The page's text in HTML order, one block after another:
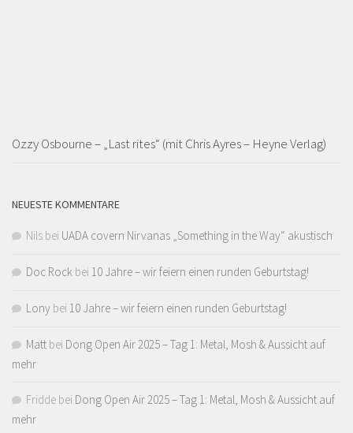
Ozzy Osbourne – „Last rites“ (mit Chris Ayres – Heyne Verlag)
NEUESTE KOMMENTARE
Nils bei UADA covern Nirvanas „Something in the Way“ akustisch
Doc Rock bei 10 Jahre – wir feiern einen runden Geburtstag!
Lony bei 10 Jahre – wir feiern einen runden Geburtstag!
Matt bei Dong Open Air 2025 – Tag 1: Metal, Mosh & Aussicht auf
mehr
Fridde bei Dong Open Air 2025 – Tag 1: Metal, Mosh & Aussicht auf
mehr